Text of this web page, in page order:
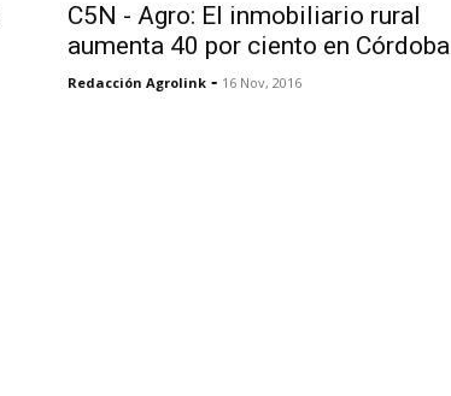
C5N - Agro: El inmobiliario rural
aumenta 40 por ciento en Córdoba
Redacción Agrolink - 16 Nov, 2016